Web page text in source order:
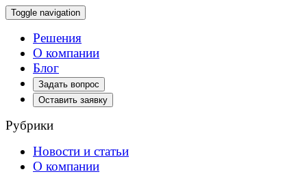
Toggle navigation
Решения
О компании
Блог
Задать вопрос
Оставить заявку
Рубрики
Новости и статьи
О компании